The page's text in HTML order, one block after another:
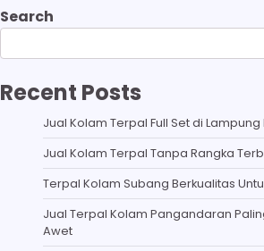
Search
Recent Posts
Jual Kolam Terpal Full Set di
Jual Kolam Terpal Tanpa Rangka
Terpal Kolam Subang Berkualitas
Jual Terpal Kolam Pangandaran
Awet